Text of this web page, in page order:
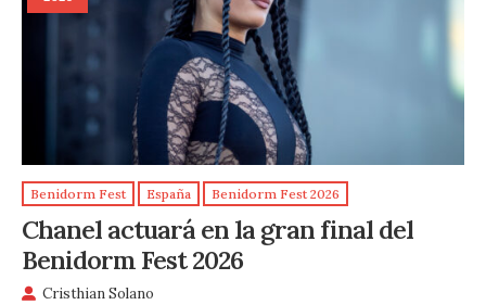
Benidorm Fest España Benidorm Fest 2026
Chanel actuará en la gran final del
Benidorm Fest 2026
Cristhian Solano